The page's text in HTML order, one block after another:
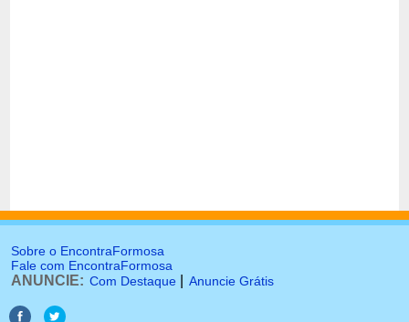
Sobre o EncontraFormosa
Fale com EncontraFormosa
ANUNCIE: Com Destaque Anuncie Grátis